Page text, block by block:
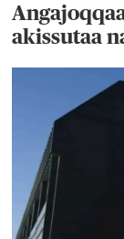
akissutaa